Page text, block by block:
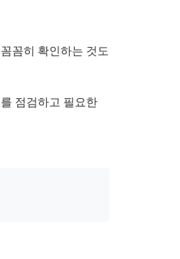
꼼히 확인하는 것도
점검하고 필요한